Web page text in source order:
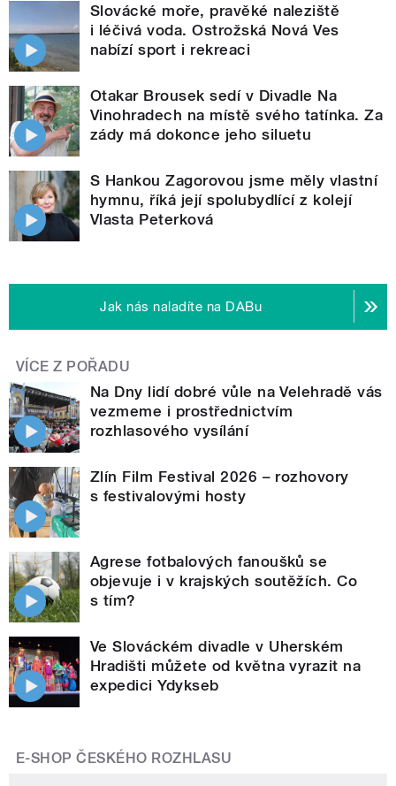
Slovácké moře, pravěké naleziště
i léčivá voda. Ostrožská Nová Ves
nabízí sport i rekreaci
Otakar Brousek sedí v Divadle Na
Vinohradech na místě svého tatínka. Za
zády má dokonce jeho siluetu
S Hankou Zagorovou jsme měly vlastní
hymnu, říká její spolubydlící z kolejí
Vlasta Peterková
Jak nás naladíte na DABu
VÍCE Z POŘADU
Na Dny lidí dobré vůle na Velehradě vás
vezmeme i prostřednictvím
rozhlasového vysílání
Zlín Film Festival 2026 – rozhovory
s festivalovými hosty
Agrese fotbalových fanoušků se
objevuje i v krajských soutěžích. Co
s tím?
Ve Slováckém divadle v Uherském
Hradišti můžete od května vyrazit na
expedici Ydykseb
E-SHOP ČESKÉHO ROZHLASU